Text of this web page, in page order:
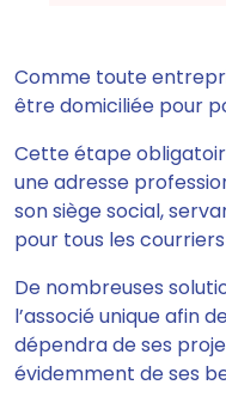
Comme toute
être domiciliée pour
Cette étape
une adresse
son siège social,
pour tous les
De nombreuses
l’associé uniqueafin
dépendra de ses
évidemment de ses